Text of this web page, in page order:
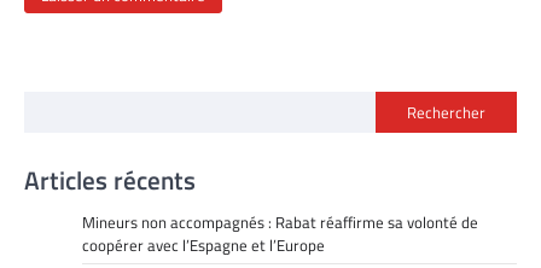
Rechercher
Articles récents
Mineurs non accompagnés : Rabat réaffirme sa volonté de
coopérer avec l’Espagne et l’Europe